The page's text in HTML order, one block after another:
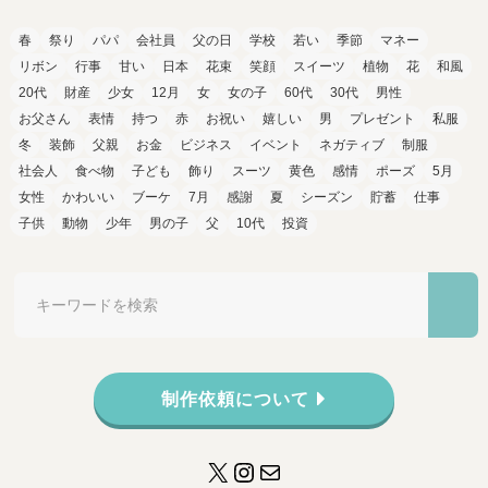
春 祭り パパ 会社員 父の日 学校 若い 季節
マネー
リボン
行事 甘い 日本 花束 笑顔 スイーツ 植物 花
和風
20代
財産 少女 12月 女 女の子 60代 30代
男性
お父さん
表情 持つ 赤 お祝い 嬉しい 男 プレゼント
私服
冬
装飾 父親 お金 ビジネス イベント ネガティブ
制服
社会人
食べ物 子ども 飾り スーツ 黄色 感情 ポーズ
5月
女性
かわいい ブーケ 7月 感謝 夏 シーズン 貯蓄
仕事
子供
動物 少年 男の子 父 10代 投資
制作依頼について
X Instagram
メール